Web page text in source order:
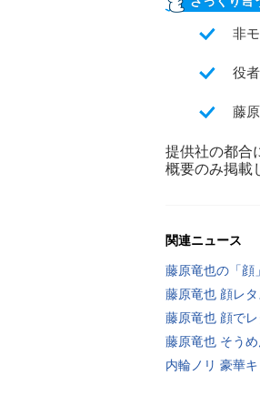
非
役
藤
提供社の都合
概要のみ掲載
関連ニュース
藤原竜也の「顔
藤原竜也 顔レ
藤原竜也 顔で
藤原竜也 そう
内輪ノリ 豪華